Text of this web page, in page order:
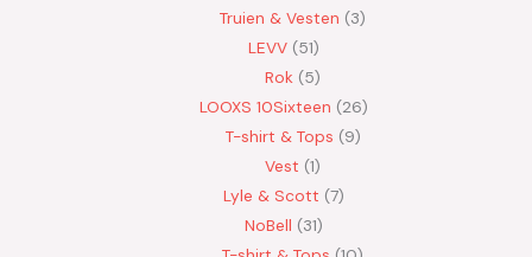
Truien & Vesten
3
LEVV 51
Rok
5
LOOXS 10Sixteen
26
T-shirt & Tops 9
Vest 1
Lyle & Scott 7
NoBell
31